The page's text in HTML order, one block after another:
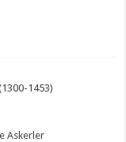
1453)
Askerler